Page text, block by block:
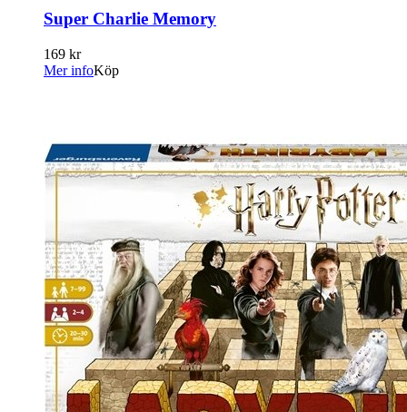
Super Charlie Memory
169 kr
Mer infoKöp